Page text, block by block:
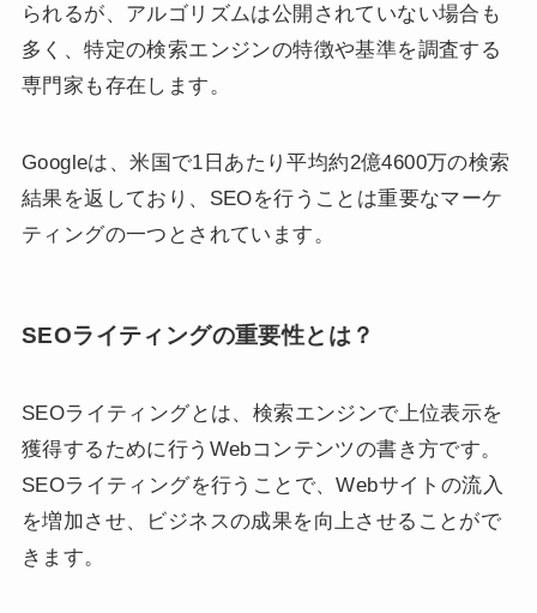
られるが、アルゴリズムは公開されていない場合も
多く、特定の検索エンジンの特徴や基準を調査する
専門家も存在します。
Googleは、米国で1日あたり平均約2億4600万の検索
結果を返しており、SEOを行うことは重要なマーケ
ティングの一つとされています。
SEOライティングの重要性とは？
SEOライティングとは、検索エンジンで上位表示を
獲得するために行うWebコンテンツの書き方です。
SEOライティングを行うことで、Webサイトの流入
を増加させ、ビジネスの成果を向上させることがで
きます。